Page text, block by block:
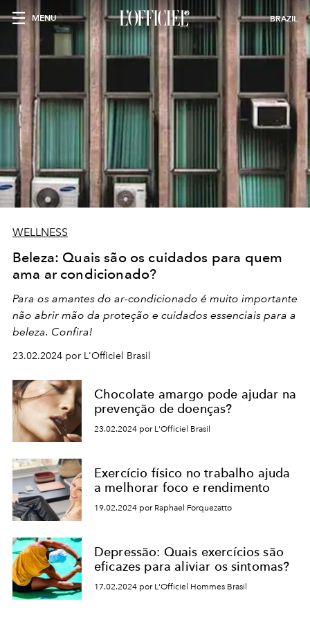
MENU BRAZIL
WELLNESS
Beleza: Quais são os cuidados para quem
ama ar condicionado?
Para os amantes do ar-condicionado é muito importante
não abrir mão da proteção e cuidados essenciais para a
beleza. Confira!
23.02.2024 por L'Officiel Brasil
Chocolate amargo pode ajudar na
prevenção de doenças?
23.02.2024 por L'Officiel Brasil
Exercício físico no trabalho ajuda
a melhorar foco e rendimento
19.02.2024 por Raphael Forquezatto
Depressão: Quais exercícios são
eficazes para aliviar os sintomas?
17.02.2024 por L'Officiel Hommes Brasil